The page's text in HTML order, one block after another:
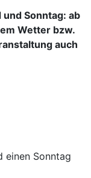
Sonntag: ab
Wetter bzw.
auch
einen Sonntag